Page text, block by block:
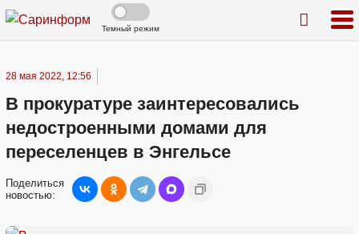
Темный режим
28 мая 2022, 12:56
В прокуратуре заинтересовались
недостроенными домами для
переселенцев в Энгельсе
Поделиться
новостью: